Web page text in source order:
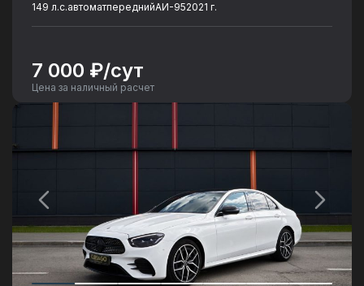
149 л.с.автоматпереднийАИ-952021 г.
7 000 ₽/сут
Цена за наличный расчет